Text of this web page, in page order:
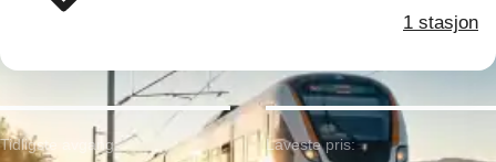
1 stasjon
Tidligste avgang: Laveste pris: